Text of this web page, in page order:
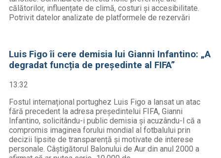
călătorilor, influențate de climă, costuri și accesibilitate.
Potrivit datelor analizate de platformele de rezervări
Luis Figo îi cere demisia lui Gianni Infantino: „A
degradat funcția de președinte al FIFA”
13:32
Fostul internațional portughez Luis Figo a lansat un atac
fără precedent la adresa președintelui FIFA, Gianni
Infantino, solicitându-i public demisia și acuzându-l că a
compromis imaginea forului mondial al fotbalului prin
decizii lipsite de transparență și motivate de interese
personale. Câștigătorul Balonului de Aur din anul 2000 a